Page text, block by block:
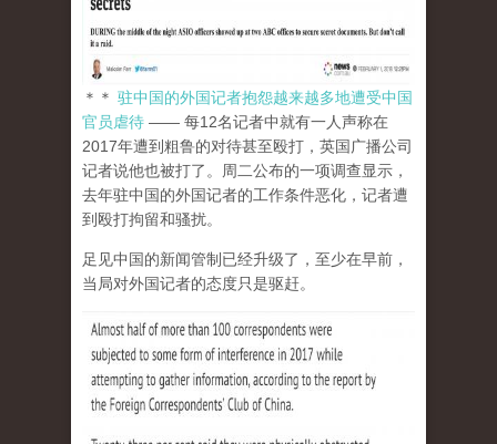
＊＊ 驻中国的外国记者抱怨越来越多地遭受中国
官员虐待 —— 每12名记者中就有一人声称在
2017年遭到粗鲁的对待甚至殴打，英国广播公司
记者说他也被打了。周二公布的一项调查显示，
去年驻中国的外国记者的工作条件恶化，记者遭
到殴打拘留和骚扰。
足见中国的新闻管制已经升级了，至少在早前，
当局对外国记者的态度只是驱赶。